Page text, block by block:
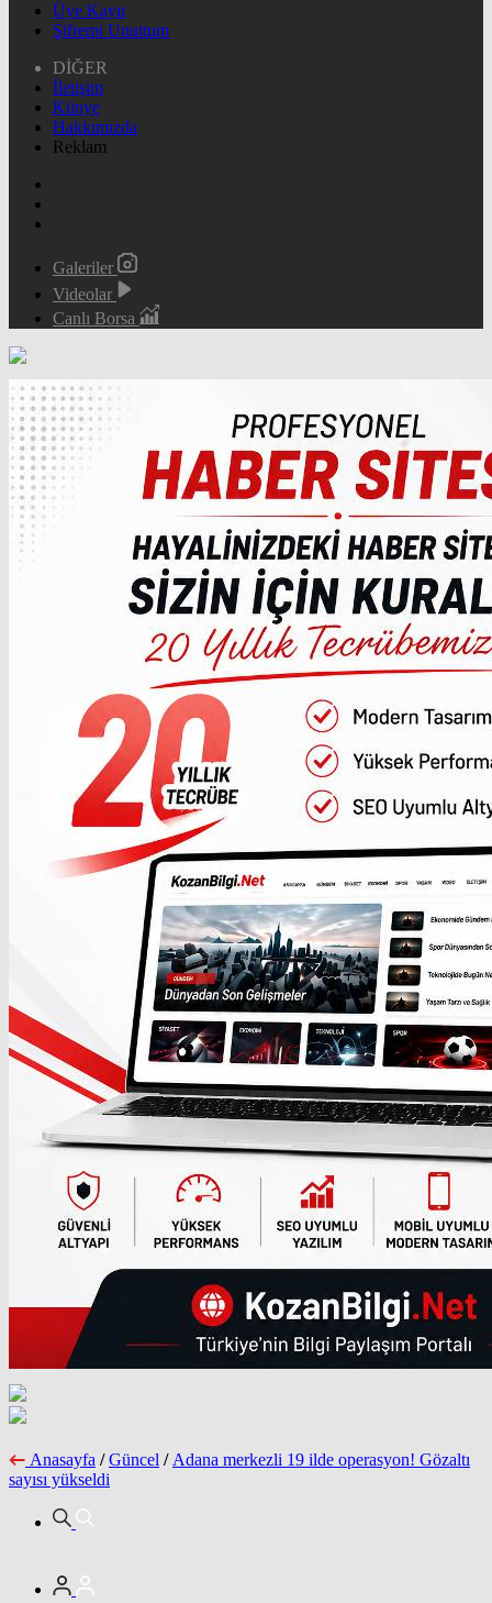
Üye Kayıt
Şifremi Unuttum
DİĞER
İletişim
Künye
Hakkımızda
Reklam
Galeriler
Videolar
Canlı Borsa
Anasayfa / Güncel / Adana merkezli 19 ilde operasyon! Gözaltı
sayısı yükseldi